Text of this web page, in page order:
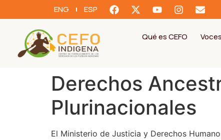
ENG ESP
Qué es CEFO
Derechos
Plurinacionales
El Ministerio de Justicia y Derechos